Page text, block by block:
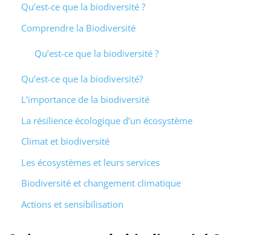
Qu’est-ce que la biodiversité ?
Comprendre la Biodiversité
Qu’est-ce que la biodiversité ?
Qu’est-ce que la biodiversité?
L’importance de la biodiversité
La résilience écologique d’un écosystème
Climat et biodiversité
Les écosystèmes et leurs services
Biodiversité et changement climatique
Actions et sensibilisation